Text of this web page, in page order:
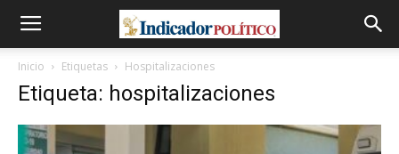
Inicio Etiquetas Hospitalizaciones
Etiqueta: hospitalizaciones